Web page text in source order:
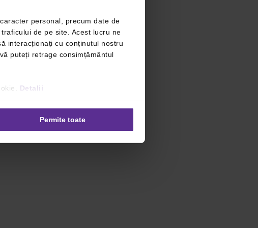
personal, precum date de
de pe site. Acest lucru ne
interacționați cu conținutul nostru
puteți retrage consimțământul
Detalii
Permite toate